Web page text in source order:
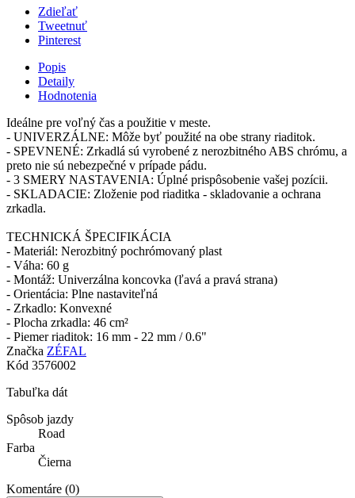
Zdieľať
Tweetnuť
Pinterest
Popis
Detaily
Hodnotenia
Ideálne pre voľný čas a použitie v meste.
- UNIVERZÁLNE: Môže byť použité na obe strany riaditok.
- SPEVNENÉ: Zrkadlá sú vyrobené z nerozbitného ABS chrómu, a
preto nie sú nebezpečné v prípade pádu.
- 3 SMERY NASTAVENIA: Úplné prispôsobenie vašej pozícii.
- SKLADACIE: Zloženie pod riaditka - skladovanie a ochrana
zrkadla.
TECHNICKÁ ŠPECIFIKÁCIA
- Materiál: Nerozbitný pochrómovaný plast
- Váha: 60 g
- Montáž: Univerzálna koncovka (ľavá a pravá strana)
- Orientácia: Plne nastaviteľná
- Zrkadlo: Konvexné
- Plocha zrkadla: 46 cm²
- Piemer riaditok: 16 mm - 22 mm / 0.6"
Značka ZÉFAL
Kód 3576002
Tabuľka dát
Spôsob jazdy
Road
Farba
Čierna
Komentáre (0)